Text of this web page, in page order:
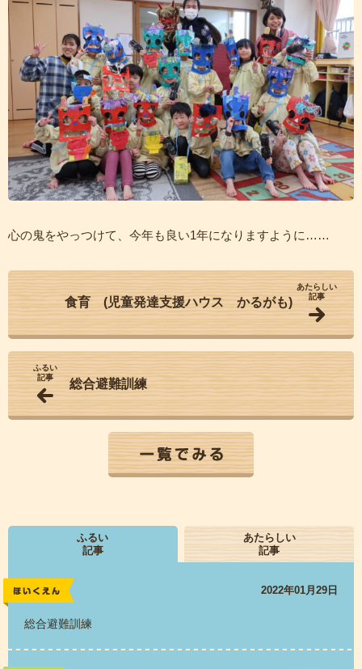
心の鬼をやっつけて、今年も良い1年になりますように……
ふるい
記事
総合避難訓練
あたらしい
記事
食育 (児童発達支援ハウス かるがも)
ふるい
記事
あたらしい
記事
2022年01月29日
総合避難訓練